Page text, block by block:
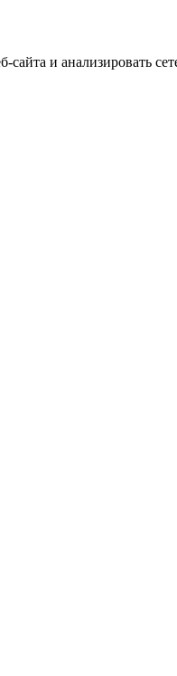
и анализировать